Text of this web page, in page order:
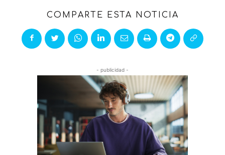
COMPARTE ESTA NOTICIA
- publicidad -